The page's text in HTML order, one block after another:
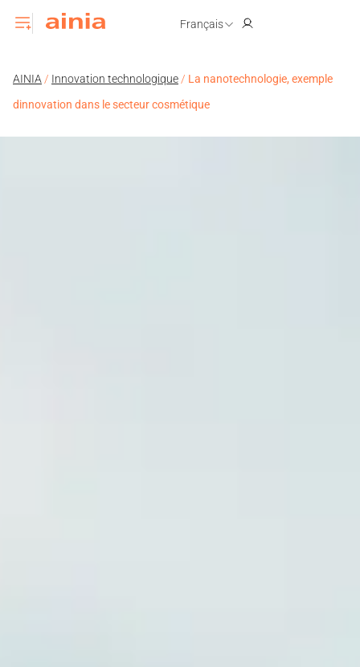
Français
AINIA / Innovation technologique / La nanotechnologie, exemple
dinnovation dans le secteur cosmétique